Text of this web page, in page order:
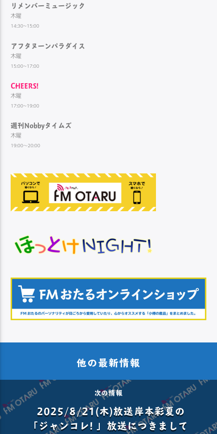
リメンバーミュージック
木曜
14:30~15:00
アフタヌーンパラダイス
木曜
15:00~17:00
CHEERS!
木曜
17:00~19:00
週刊Nobbyタイムズ
木曜
19:00～20:00
他の最新情報
次の情報
2025/8/21(木)放送岸本彩夏の
「ジャンコレ! 」放送につきまして